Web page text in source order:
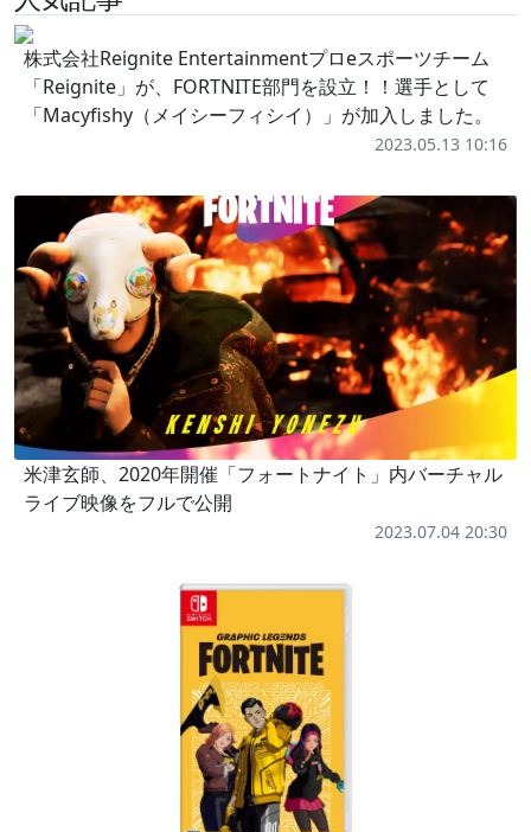
株式会社Reignite Entertainmentプロeスポーツチーム
「Reignite」が、FORTNITE部門を設立！！選手として
「Macyfishy（メイシーフィシイ）」が加入しました。
2023.05.13 10:16
米津玄師、2020年開催「フォートナイト」内バーチャル
ライブ映像をフルで公開
2023.07.04 20:30